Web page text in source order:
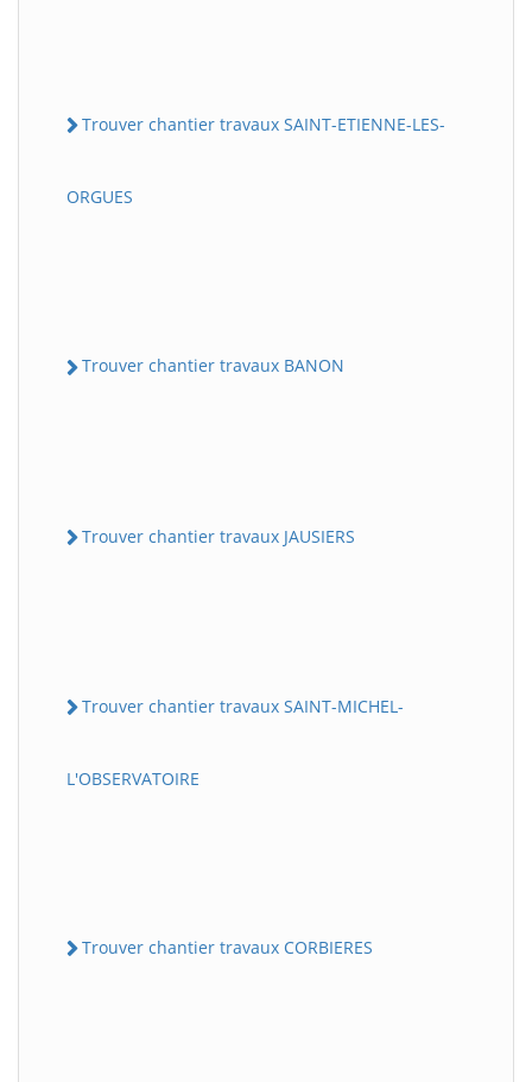
Trouver chantier travaux SAINT-ETIENNE-LES-
ORGUES
Trouver chantier travaux BANON
Trouver chantier travaux JAUSIERS
Trouver chantier travaux SAINT-MICHEL-
L'OBSERVATOIRE
Trouver chantier travaux CORBIERES